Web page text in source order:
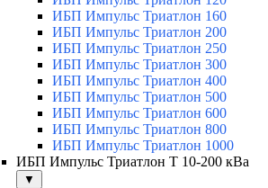
ИБП Импульс Триатлон 160
ИБП Импульс Триатлон 200
ИБП Импульс Триатлон 250
ИБП Импульс Триатлон 300
ИБП Импульс Триатлон 400
ИБП Импульс Триатлон 500
ИБП Импульс Триатлон 600
ИБП Импульс Триатлон 800
ИБП Импульс Триатлон 1000
ИБП Импульс Триатлон Т 10-200 кВа
▼